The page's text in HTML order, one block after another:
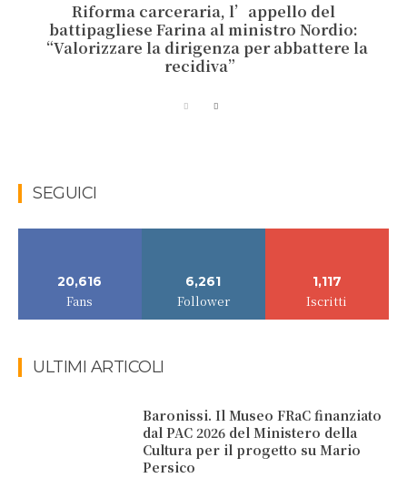
Riforma carceraria, l’appello del
battipagliese Farina al ministro Nordio:
“Valorizzare la dirigenza per abbattere la
recidiva”
SEGUICI
20,616
Fans
6,261
Follower
1,117
Iscritti
ULTIMI ARTICOLI
Baronissi. Il Museo FRaC finanziato
dal PAC 2026 del Ministero della
Cultura per il progetto su Mario
Persico